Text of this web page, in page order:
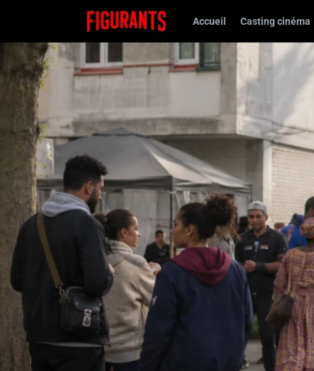
Accueil Casting cinéma